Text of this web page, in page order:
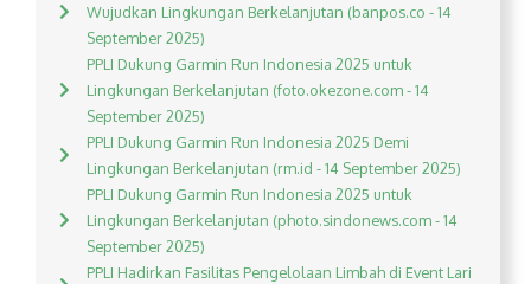
Wujudkan Lingkungan Berkelanjutan (banpos.co - 14
September 2025)
PPLI Dukung Garmin Run Indonesia 2025 untuk
Lingkungan Berkelanjutan (foto.okezone.com - 14
September 2025)
PPLI Dukung Garmin Run Indonesia 2025 Demi
Lingkungan Berkelanjutan (rm.id - 14 September 2025)
PPLI Dukung Garmin Run Indonesia 2025 untuk
Lingkungan Berkelanjutan (photo.sindonews.com - 14
September 2025)
PPLI Hadirkan Fasilitas Pengelolaan Limbah di Event Lari